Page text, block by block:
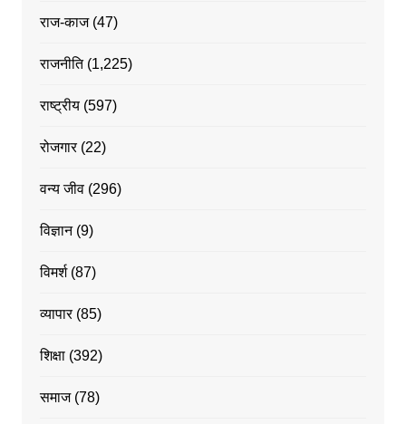
राज-काज(47)
राजनीति(1,225)
राष्ट्रीय(597)
रोजगार(22)
वन्य जीव(296)
विज्ञान(9)
विमर्श(87)
व्यापार(85)
शिक्षा(392)
समाज(78)